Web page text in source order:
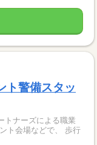
ト警備スタッ
トナーズによる職業
ト会場などで、 歩行